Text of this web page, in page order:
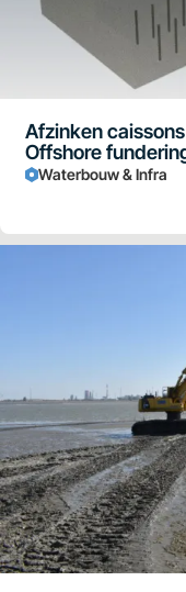
Afzinken
Offshore
Waterbouw & Infra